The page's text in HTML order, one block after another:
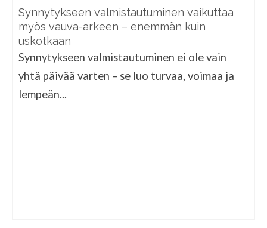
Synnytykseen valmistautuminen vaikuttaa
myös vauva-arkeen – enemmän kuin
uskotkaan
Synnytykseen valmistautuminen ei ole vain
yhtä päivää varten – se luo turvaa, voimaa ja
lempeän...